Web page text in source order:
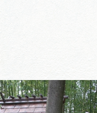
早わかり
体験予約